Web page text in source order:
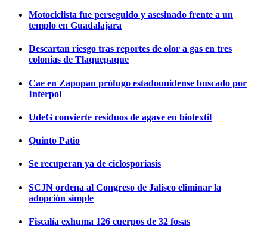
Motociclista fue perseguido y asesinado frente a un
templo en Guadalajara
Descartan riesgo tras reportes de olor a gas en tres
colonias de Tlaquepaque
Cae en Zapopan prófugo estadounidense buscado por
Interpol
UdeG convierte residuos de agave en biotextil
Quinto Patio
Se recuperan ya de ciclosporiasis
SCJN ordena al Congreso de Jalisco eliminar la
adopción simple
Fiscalía exhuma 126 cuerpos de 32 fosas